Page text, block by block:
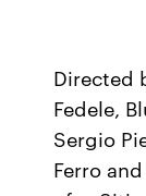
Directed
Fedele,
Sergio
Ferro